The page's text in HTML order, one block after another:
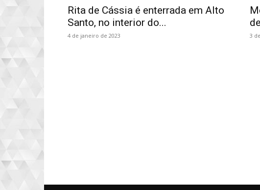
Rita de Cássia é enterrada em Alto
Santo, no interior do...
4 de janeiro de 2023 3